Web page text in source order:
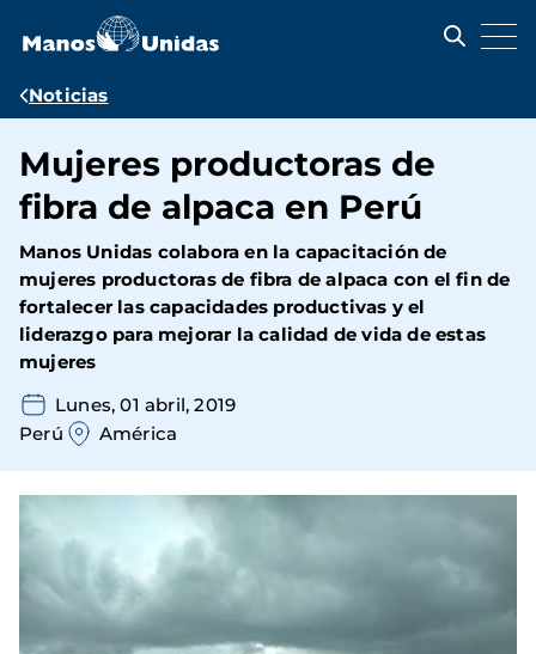
contenido
Ruta
navegación
Noticias
Mujeres productoras de
fibra de alpaca en Perú
Manos Unidas colabora en la capacitación de
mujeres productoras de fibra de alpaca con el fin de
fortalecer las capacidades productivas y el
liderazgo para mejorar la calidad de vida de estas
mujeres
Lunes, 01 abril, 2019
Perú
América